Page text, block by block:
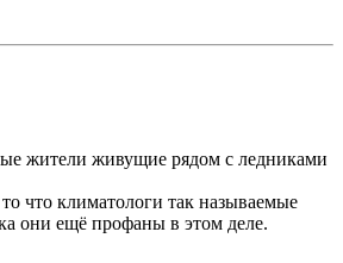
жители живущие рядом с ледниками
что климатологи так называемые
они ещё профаны в этом деле.